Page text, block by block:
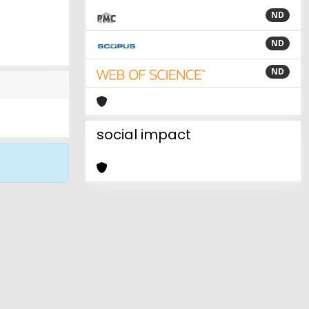
ND
ND
ND
social impact